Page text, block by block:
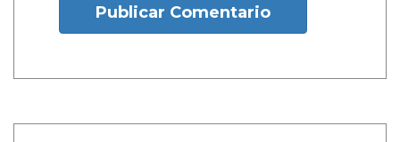
Publicar Comentario